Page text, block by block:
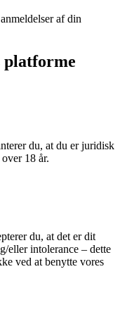
af din
platforme
du, at du er juridisk
18 år.
du, at det er dit
eller intolerance – dette
ved at benytte vores